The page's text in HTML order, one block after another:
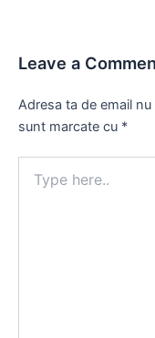
Leave a
Adresa ta de email
sunt marcate cu *
here..